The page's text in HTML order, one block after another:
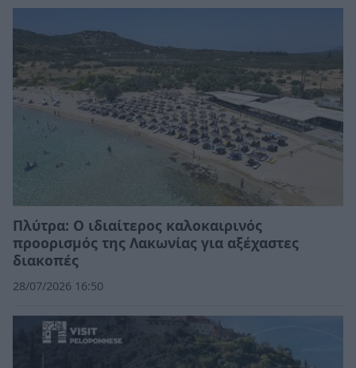
Πλύτρα: Ο ιδιαίτερος καλοκαιρινός
προορισμός της Λακωνίας για αξέχαστες
διακοπές
28/07/2026 16:50